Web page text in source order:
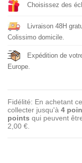
Choisissez des
Livraison 48H
Colissimo domicile.
Expédition de
Europe.
Fidélité: En achetant
collecter jusqu'à 4
points qui peuvent
2,00 €